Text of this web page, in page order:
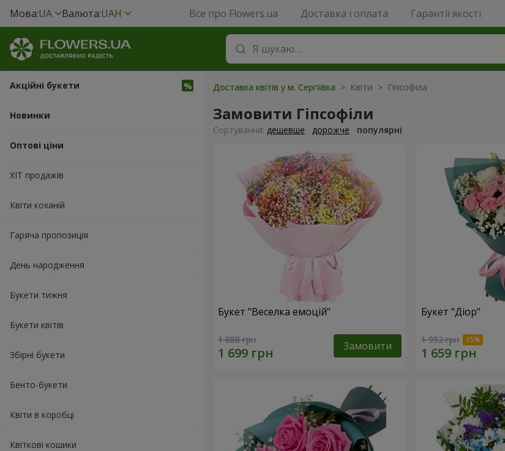
Мова:UA Валюта:UAH Все про Flowers.ua Доставка і оплата Гарантії якості
Акційні букети
Новинки
Оптові ціни
ХІТ продажів
Квіти коханій
Гаряча пропозиція
День народження
Букети тижня
Букети квітів
Збірні букети
Бенто-букети
Квіти в коробці
Квіткові кошики
Доставка квітів у м. Сергіївка > Квіти > Гіпсофіла
Замовити Гіпсофіли
Сортування: дешевше дорожче популярні
Букет "Веселка емоцій"
1 888 грн Замовити
Букет "Діор"
1 952 грн